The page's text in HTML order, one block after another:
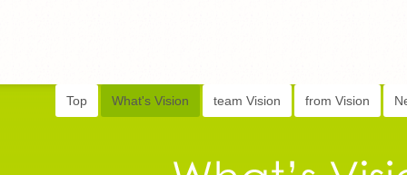
Top What's Vision team Vision from Vision